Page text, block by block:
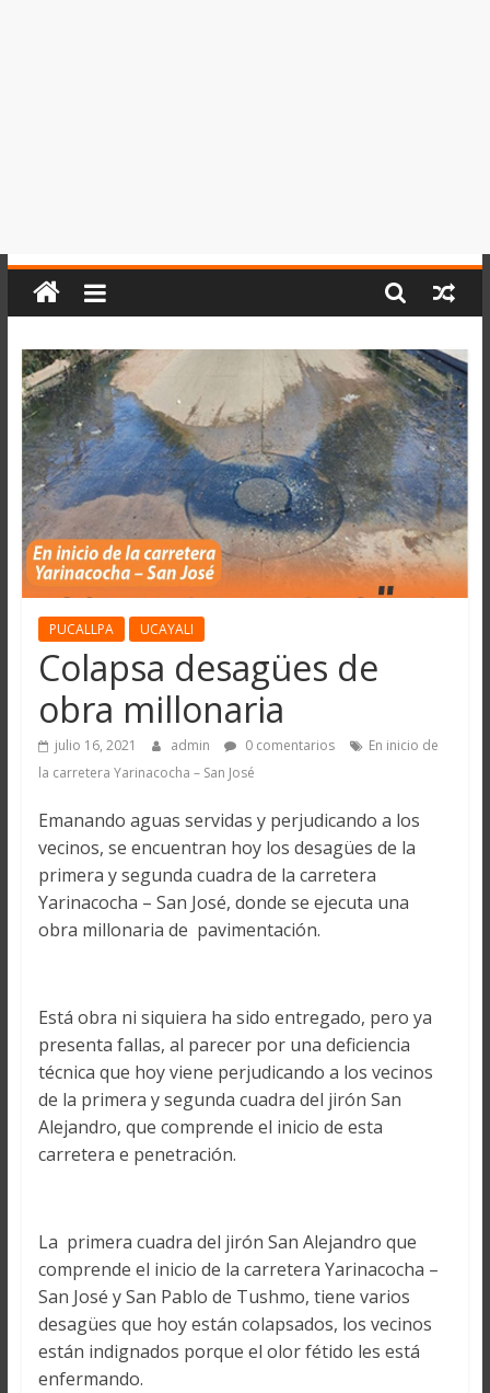
PUCALLPA UCAYALI
Colapsa desagües de
obra millonaria
julio 16, 2021 admin 0 comentarios
En inicio de
la carretera Yarinacocha – San José
Emanando aguas servidas y perjudicando a los
vecinos, se encuentran hoy los desagües de la
primera y segunda cuadra de la carretera
Yarinacocha – San José, donde se ejecuta una
obra millonaria de pavimentación.
Está obra ni siquiera ha sido entregado, pero ya
presenta fallas, al parecer por una deficiencia
técnica que hoy viene perjudicando a los vecinos
de la primera y segunda cuadra del jirón San
Alejandro, que comprende el inicio de esta
carretera e penetración.
La primera cuadra del jirón San Alejandro que
comprende el inicio de la carretera Yarinacocha –
San José y San Pablo de Tushmo, tiene varios
desagües que hoy están colapsados, los vecinos
están indignados porque el olor fétido les está
enfermando.